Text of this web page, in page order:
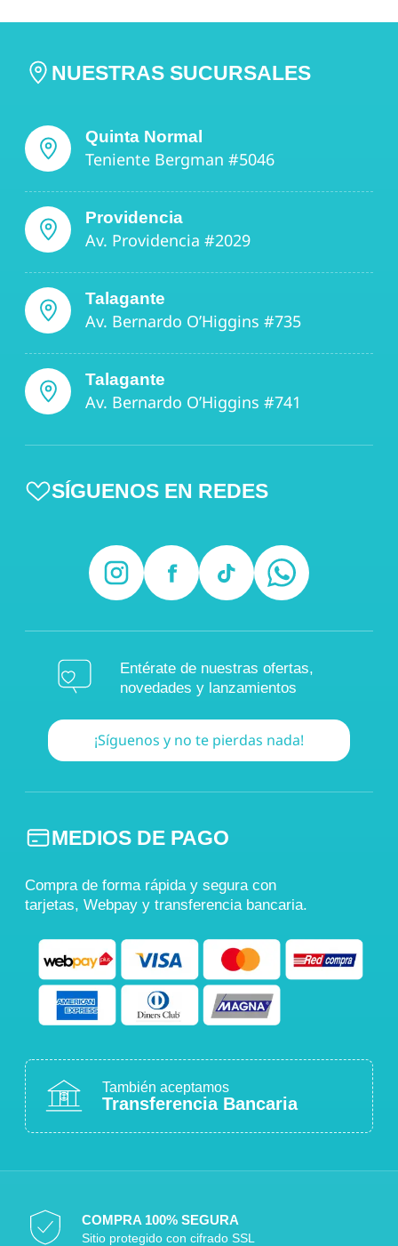
NUESTRAS SUCURSALES
Quinta Normal
Teniente Bergman #5046
Providencia
Av. Providencia #2029
Talagante
Av. Bernardo O’Higgins #735
Talagante
Av. Bernardo O’Higgins #741
SÍGUENOS EN REDES
Entérate de nuestras ofertas,
novedades y lanzamientos
¡Síguenos y no te pierdas nada!
MEDIOS DE PAGO
Compra de forma rápida y segura con
tarjetas, Webpay y transferencia bancaria.
También aceptamos
Transferencia Bancaria
COMPRA 100% SEGURA
Sitio protegido con cifrado SSL